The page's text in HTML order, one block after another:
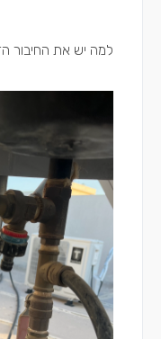
למה יש את החיבור